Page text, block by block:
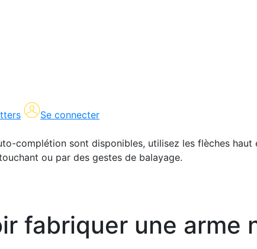
Se connecter
complétion sont disponibles, utilisez les flèches
ou par des gestes de balayage.
fabriquer une arme